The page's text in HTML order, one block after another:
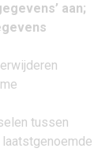
aan;
tussen